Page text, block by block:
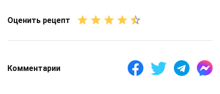
Оценить рецепт
Комментарии